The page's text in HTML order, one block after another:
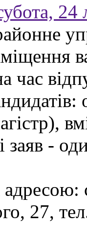
24
час
заяв -
адресою:
27,